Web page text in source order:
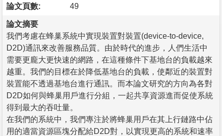
論文頁數: 49
論文摘要
我們考慮在蜂巢系統中實現裝置對裝置(device-to-device,
D2D)通訊來改善服務品質。由於時代的進步，人們生活中
需要更龐大更快速的網路，在這種條件下基地台的負載越來
越重。我們的目標在於降低基地台的負載，使鄰近的裝置對
裝置能不透過基地台進行通訊。而本論文研究的方向為各對
D2D如何與蜂巢用戶進行分組，一起共享資源進而促使系統
得到最大的吞吐量。
在我們的系統中，我們專注於將蜂巢用戶在其上行鏈路中佔
用的適當資源區塊分配給D2D對，以實現更高的系統和速率